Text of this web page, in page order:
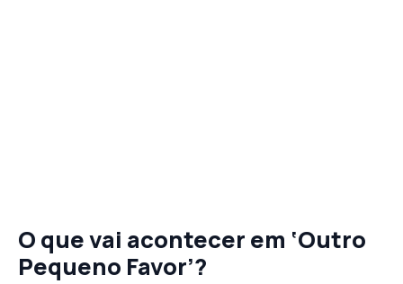
O que vai acontecer em ‘Outro
Pequeno Favor’?